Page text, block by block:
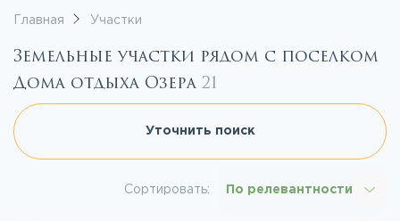
Главная Участки
Земельные участки рядом с поселком
Дома отдыха Озера 21
Уточнить поиск
Сортировать: По релевантности